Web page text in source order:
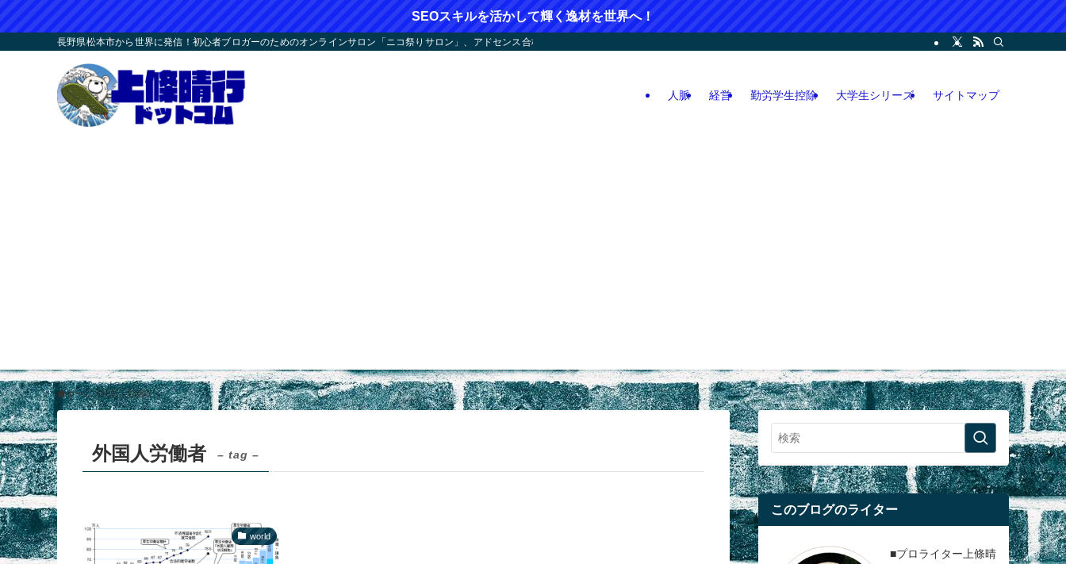
SEOスキルを活かして輝く逸材を世界へ！
長野県松本市から世界に発信！初心者ブロガーのためのオンラインサロン「ニコ祭りサロン」、アドセンス合格応援！人つなぎ屋さん活動、人生逆戻りツアー・コンサル・人脈論などの各情報などを記載。LINEオープンチャット
人脈 経営 勤労学生控除 大学生シリーズ サイトマップ
ホーム 外国人労働者
外国人労働者 – tag –
world
このブログのライター
■プロライター上條晴